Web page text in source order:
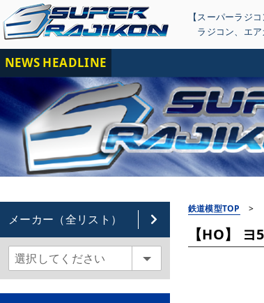
【スーパーラジ
ラジコン、 エ
NEWS HEADLINE
メーカー（全リスト）
鉄道模型TOP >
【HO】